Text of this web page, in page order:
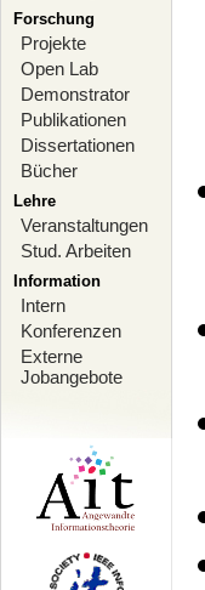
Forschung
Projekte
Open Lab
Demonstrator
Publikationen
Dissertationen
Bücher
Lehre
Veranstaltungen
Stud. Arbeiten
Information
Intern
Konferenzen
Externe
Jobangebote